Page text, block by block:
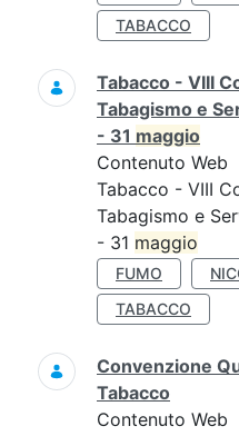
TABACCO
Tabacco - VIII
Tabagismo e
- 31 maggio
Contenuto Web
Tabacco - VIII
Tabagismo e
- 31 maggio
FUMO
TABACCO
Convenzione
Tabacco
Contenuto Web